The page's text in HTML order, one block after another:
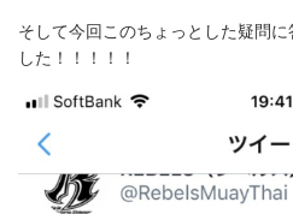
そして今回このちょっとした疑問
した！！！！！